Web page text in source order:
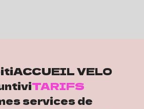
ACCUEIL VELO
TARIFS
services de